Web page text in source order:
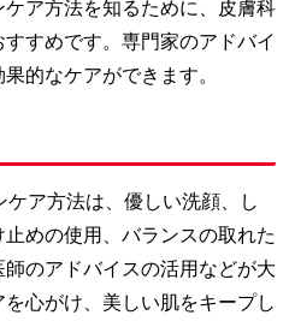
ア方法を知るために、皮膚科
すめです。専門家のアドバイ
的なケアができます。
ア方法は、優しい洗顔、し
めの使用、バランスの取れた
のアドバイスの活用などが大
心がけ、美しい肌をキープし